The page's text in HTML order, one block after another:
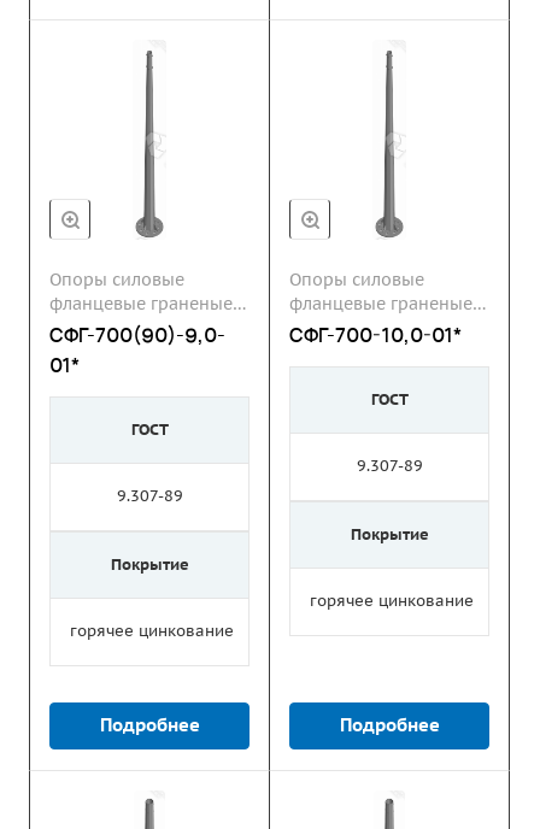
Опоры силовые
фланцевые граненые
СФГ
СФГ-700(90)-9,0-
01*
ГОСТ
9.307-89
Покрытие
горячее цинкование
Подробнее
Опоры силовые
фланцевые граненые
СФГ
СФГ-700-10,0-01*
ГОСТ
9.307-89
Покрытие
горячее цинкование
Подробнее